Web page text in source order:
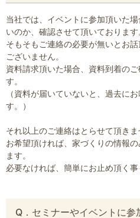
当社では、イベントに参加頂いた
いのか、確認させて頂いております
そもそもご連絡の必要が無いとお
ございません。
資料請求頂いた場合、資料到着の
す。
（資料が届いていないと、過去に
す。）
それ以上のご連絡はとらせて頂きま
お希望頂ければ、家づくりの情報の
ます。
必要なければ、簡単にお止め頂く事
Q．セミナーやイベントに